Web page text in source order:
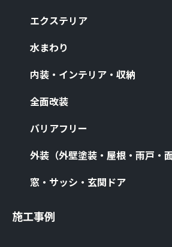
エクステリア
⽔まわり
内装・インテリア・収納
全⾯改装
バリアフリー
外装（外壁塗装・屋根・⾬⼾・⾯
窓・サッシ・⽞関ドア
施⼯事例